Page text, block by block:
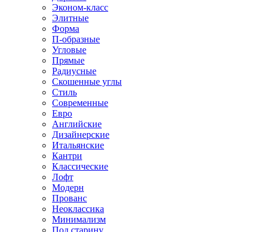
Эконом-класс
Элитные
Форма
П-образные
Угловые
Прямые
Радиусные
Скошенные углы
Стиль
Современные
Евро
Английские
Дизайнерские
Итальянские
Кантри
Классические
Лофт
Модерн
Прованс
Неоклассика
Минимализм
Под старину